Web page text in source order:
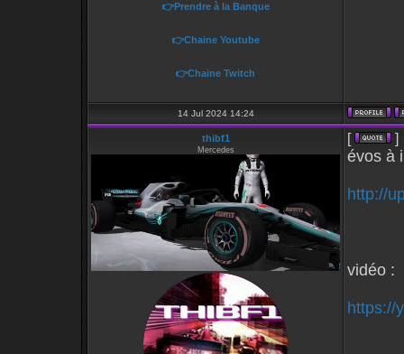
👉Prendre à la Banque
👉Chaine Youtube
👉Chaine Twitch
14 Jul 2024 14:24
thibf1
Mercedes
[ ]
évos à
http://
vidéo :
https://